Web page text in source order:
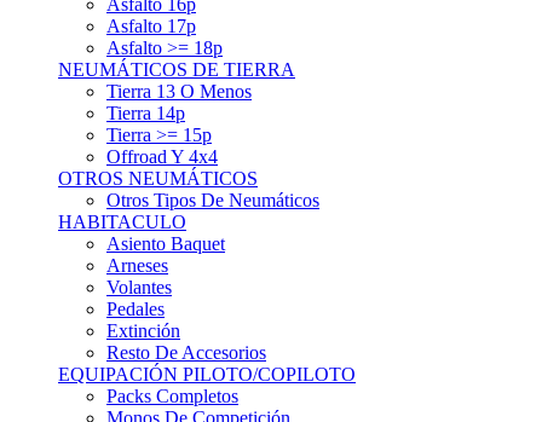
Asfalto >= 18p
NEUMÁTICOS DE TIERRA
Tierra 13 O Menos
Tierra 14p
Tierra >= 15p
Offroad Y 4x4
OTROS NEUMÁTICOS
Otros Tipos De Neumáticos
HABITACULO
Asiento Baquet
Arneses
Volantes
Pedales
Extinción
Resto De Accesorios
EQUIPACIÓN PILOTO/COPILOTO
Packs Completos
Monos De Competición
Botines De Competición